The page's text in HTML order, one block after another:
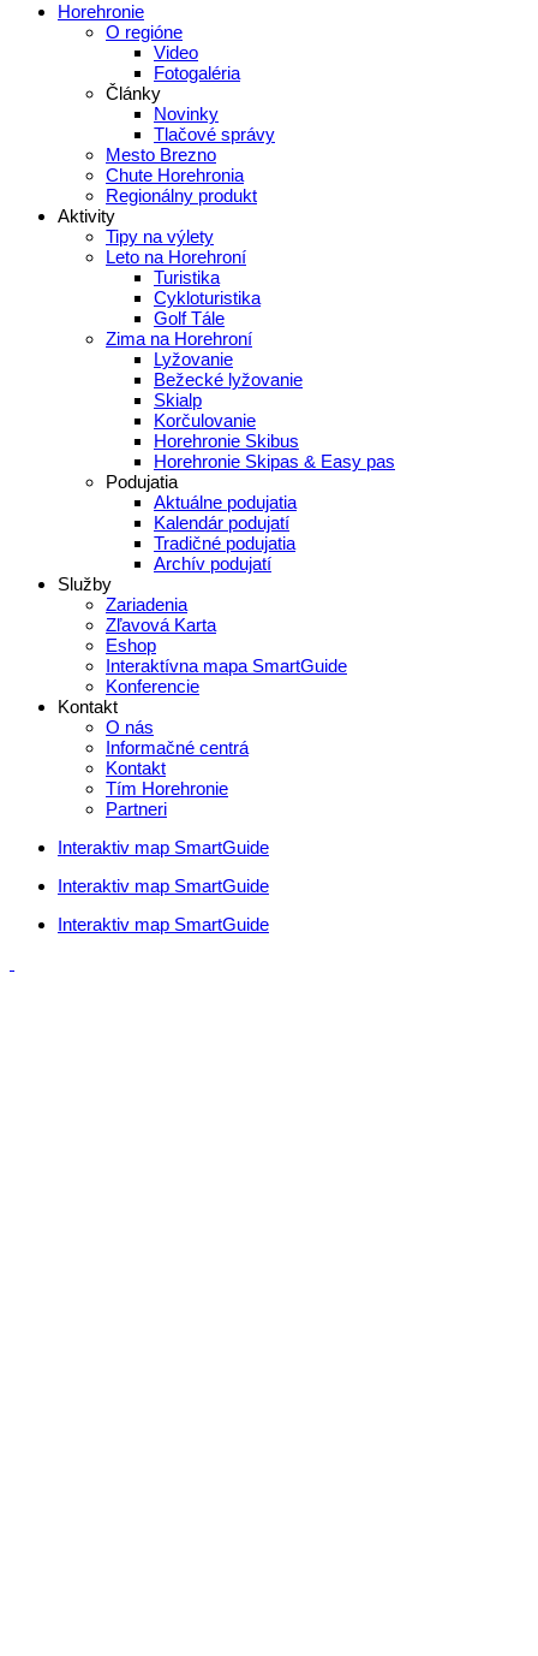
Horehronie
O regióne
Video
Fotogaléria
Články
Novinky
Tlačové správy
Mesto Brezno
Chute Horehronia
Regionálny produkt
Aktivity
Tipy na výlety
Leto na Horehroní
Turistika
Cykloturistika
Golf Tále
Zima na Horehroní
Lyžovanie
Bežecké lyžovanie
Skialp
Korčulovanie
Horehronie Skibus
Horehronie Skipas & Easy pas
Podujatia
Aktuálne podujatia
Kalendár podujatí
Tradičné podujatia
Archív podujatí
Služby
Zariadenia
Zľavová Karta
Eshop
Interaktívna mapa SmartGuide
Konferencie
Kontakt
O nás
Informačné centrá
Kontakt
Tím Horehronie
Partneri
Interaktiv map SmartGuide
Interaktiv map SmartGuide
Interaktiv map SmartGuide